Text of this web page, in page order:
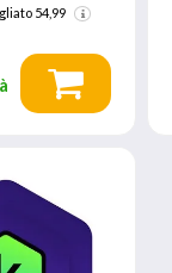
54,99